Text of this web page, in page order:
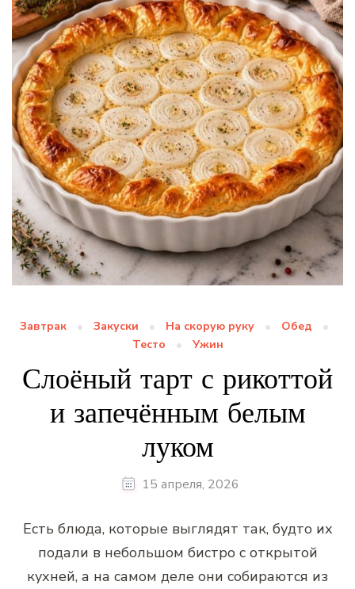
Завтрак Закуски На скорую руку
Обед
Тесто
Ужин
Слоёный тарт с рикоттой
и запечённым белым
луком
15 апреля, 2026
Есть блюда, которые выглядят так, будто их
подали в небольшом бистро с открытой
кухней, а на самом деле они собираются из